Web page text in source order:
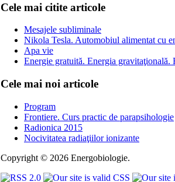
Cele mai citite articole
Mesajele subliminale
Nikola Tesla. Automobiul alimentat cu
Apa vie
Energie gratuită. Energia gravitaţională.
Cele mai noi articole
Program
Frontiere. Curs practic de parapsihologie
Radionica 2015
Nocivitatea radiaţiilor ionizante
Copyright © 2026 Energobiologie.